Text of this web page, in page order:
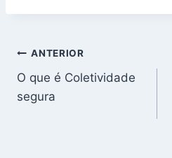
Navegação
de
ANTERIOR
O que é Coletividade
segura